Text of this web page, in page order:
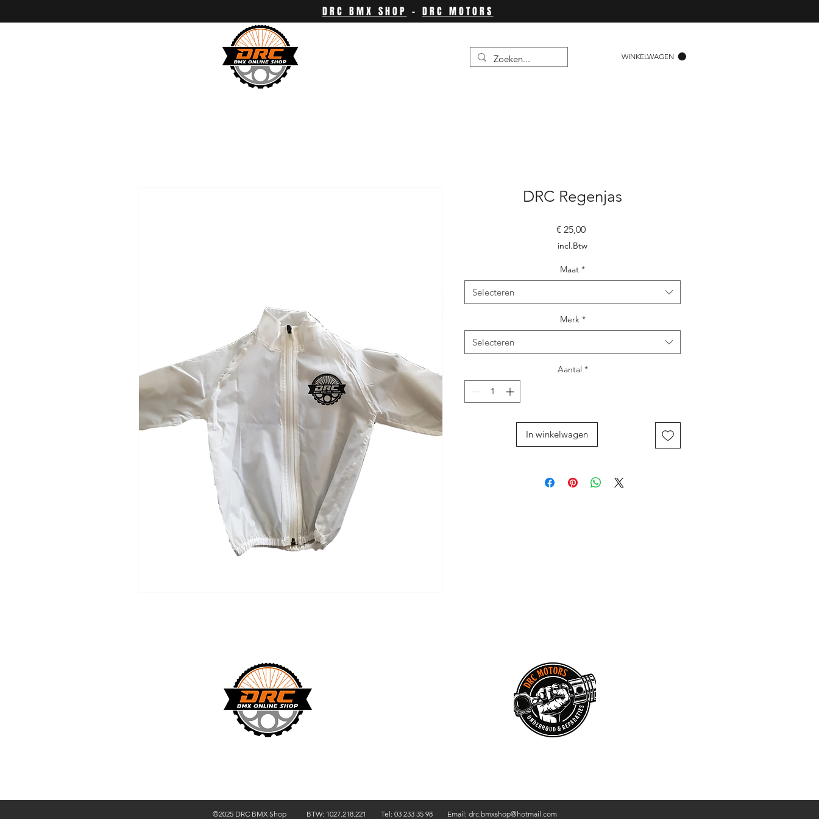
DRC BMX SHOP - DRC MOTORS
WINKELWAGEN
DRC Regenjas
€ 25,00Prijs
incl.Btw
Maat *
Selecteren
Merk *
Selecteren
Aantal *
In winkelwagen
©2025 DRC BMX Shop BTW: 1027.218.221 Tel: 03 233 35 98 Email: drc.bmxshop@hotmail.com